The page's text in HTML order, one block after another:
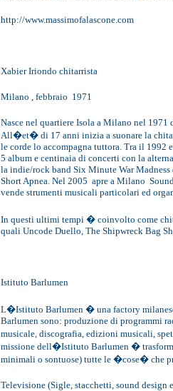
http://www.massimofalascone.com
Xabier Iriondo chitarrista
Milano , febbraio 1971
Nasce nel quartiere Isola a Milano nel 1971
All�et� di 17 anni inizia a suonare la
le corde lo accompagna tuttora. Tra il
5 album e centinaia di concerti con la
la indie/rock band Six Minute War
Short Apnea. Nel 2005 apre a Milano
vende strumenti musicali particolari ed
In questi ultimi tempi � coinvolto come
quali Uncode Duello, The Shipwreck Bag
Istituto Barlumen
L�Istituto Barlumen � una factory
Barlumen sono: produzione di programmi
musicale, discografia, edizioni musicali,
missione dell�Istituto Barlumen �
minimali o sontuose) tutte le �cose� che
Televisione (Sigle, stacchetti, sound design